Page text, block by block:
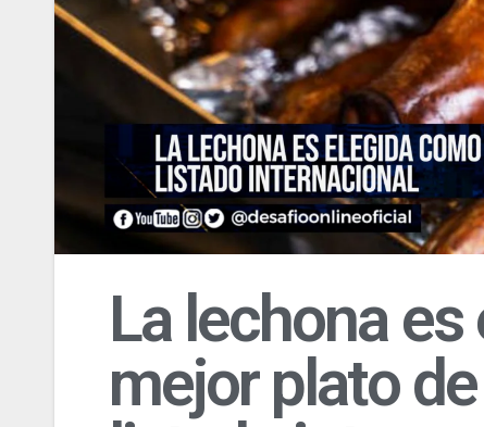
La lechona es
mejor plato